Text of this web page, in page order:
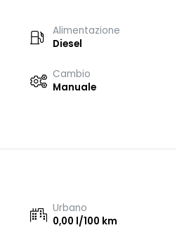
Alimentazione
Diesel
Cambio
Manuale
Urbano
0,00 l/100 km